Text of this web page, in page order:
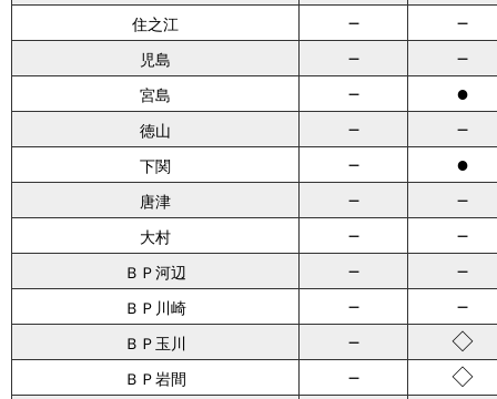
住之江 － －
児島 － －
宮島 － ●
徳山 － －
下関 － ●
唐津 － －
大村 － －
ＢＰ河辺 － －
ＢＰ川崎 － －
ＢＰ玉川 － ◇
ＢＰ岩間 － ◇